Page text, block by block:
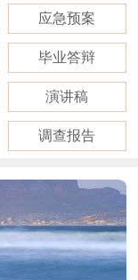
应急预案
毕业答辩
演讲稿
调查报告